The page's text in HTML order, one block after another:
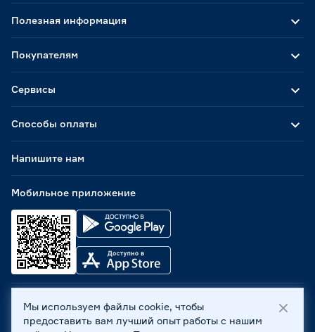
Способы оплаты
Мобильное приложение
Полезная информация
Покупателям
Сервисы
Напишите нам
ООО «Бауцентр Рус» 2004 -2026, 236029, г. Калининград,
ул. А.Невского, 205. ИНН 7702596813, КПП 390601001 ©
Мы используем файлы cookie, чтобы
предоставить вам лучший опыт работы с нашим